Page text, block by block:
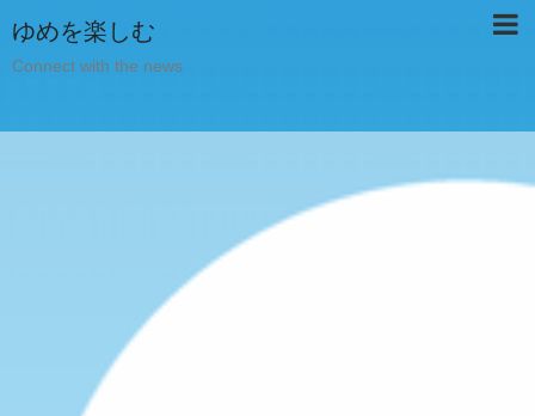
ゆめを楽しむ
Connect with the news